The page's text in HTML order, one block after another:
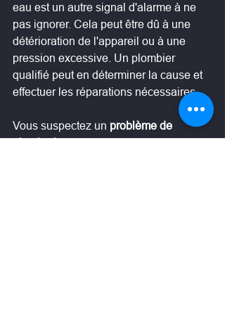
eau est un autre signal d'alarme à ne
pas ignorer. Cela peut être dû à une
détérioration de l'appareil ou à une
pression excessive. Un plombier
qualifié peut en déterminer la cause et
effectuer les réparations nécessaires.
Vous suspectez un problème de
plomberie ? Contactez l’entreprise